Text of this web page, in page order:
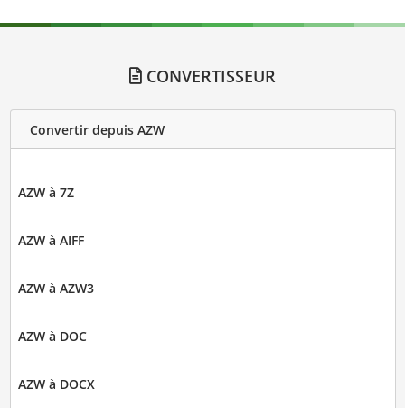
CONVERTISSEUR
Convertir depuis AZW
AZW à 7Z
AZW à AIFF
AZW à AZW3
AZW à DOC
AZW à DOCX